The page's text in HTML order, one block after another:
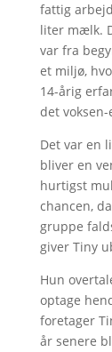
fattig
liter mælk.
var fra
et miljø,
14-årig
det
Det var en
bliver en
hurtigst
chancen,
gruppe
giver Tiny
Hun
optage
foretager
år senere